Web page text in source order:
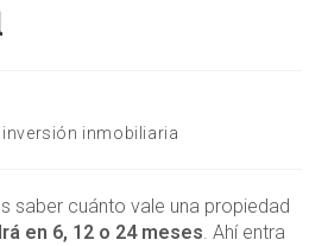
inmobiliaria
saber cuánto vale una propiedad
en 6, 12 o 24 meses. Ahí entra